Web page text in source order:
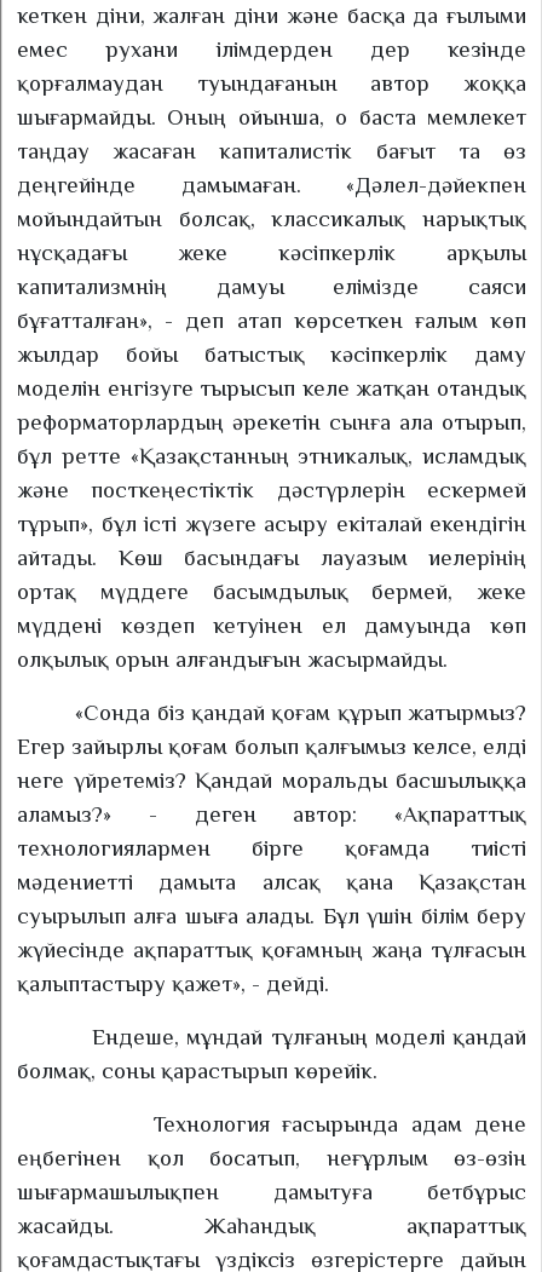
кеткен діни, жалған діни және басқа да ғылыми
емес рухани ілімдерден дер кезінде
қорғалмаудан туындағанын автор жоққа
шығармайды. Оның ойынша, о баста мемлекет
таңдау жасаған капиталистік бағыт та өз
деңгейінде дамымаған. «Дәлел-дәйекпен
мойындайтын болсақ, классикалық нарықтық
нұсқадағы жеке кәсіпкерлік арқылы
капитализмнің дамуы елімізде саяси
бұғатталған», - деп атап көрсеткен ғалым көп
жылдар бойы батыстық кәсіпкерлік даму
моделін енгізуге тырысып келе жатқан отандық
реформаторлардың әрекетін сынға ала отырып,
бұл ретте «Қазақстанның этникалық, исламдық
және посткеңестіктік дәстүрлерін ескермей
тұрып», бұл істі жүзеге асыру екіталай екендігін
айтады. Көш басындағы лауазым иелерінің
ортақ мүддеге басымдылық бермей, жеке
мүддені көздеп кетуінен ел дамуында көп
олқылық орын алғандығын жасырмайды.
«Сонда біз қандай қоғам құрып жатырмыз?
Егер зайырлы қоғам болып қалғымыз келсе, елді
неге үйретеміз? Қандай моральды басшылыққа
аламыз?» - деген автор: «Ақпараттық
технологиялармен бірге қоғамда тиісті
мәдениетті дамыта алсақ қана Қазақстан
суырылып алға шыға алады. Бұл үшін білім беру
жүйесінде ақпараттық қоғамның жаңа тұлғасын
қалыптастыру қажет», - дейді.
Ендеше, мұндай тұлғаның моделі қандай
болмақ, соны қарастырып көрейік.
Технология ғасырында адам дене
еңбегінен қол босатып, неғұрлым өз-өзін
шығармашылықпен дамытуға бетбұрыс
жасайды. Жаһандық ақпараттық
қоғамдастықтағы үздіксіз өзгерістерге дайын